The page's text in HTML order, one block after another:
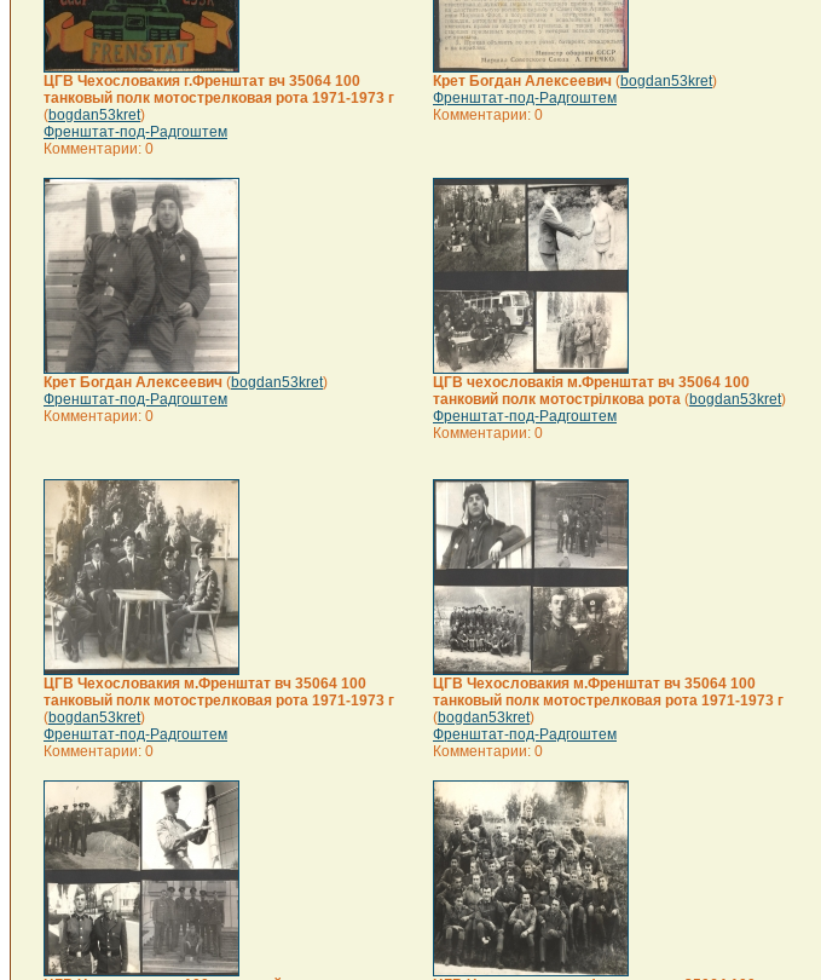
ЦГВ Чехословакия г.Френштат вч 35064 100
танковый полк мотострелковая рота 1971-1973 г
(bogdan53kret)
Френштат-под-Радгоштем
Комментарии: 0
Крет Богдан Алексеевич (bogdan53kret)
Френштат-под-Радгоштем
Комментарии: 0
Крет Богдан Алексеевич (bogdan53kret)
Френштат-под-Радгоштем
Комментарии: 0
ЦГВ чехословакія м.Френштат вч 35064 100
танковий полк мотострілкова рота (bogdan53kret)
Френштат-под-Радгоштем
Комментарии: 0
ЦГВ Чехословакия м.Френштат вч 35064 100
танковый полк мотострелковая рота 1971-1973 г
(bogdan53kret)
Френштат-под-Радгоштем
Комментарии: 0
ЦГВ Чехословакия м.Френштат вч 35064 100
танковый полк мотострелковая рота 1971-1973 г
(bogdan53kret)
Френштат-под-Радгоштем
Комментарии: 0